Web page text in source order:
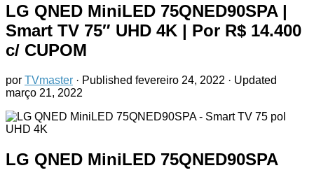
LG QNED MiniLED 75QNED90SPA |
Smart TV 75″ UHD 4K | Por R$ 14.400
c/ CUPOM
por TVmaster · Published fevereiro 24, 2022 · Updated
março 21, 2022
LG QNED MiniLED 75QNED90SPA